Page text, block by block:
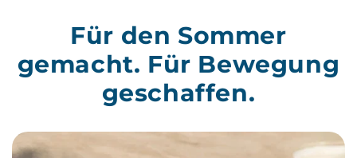
Für den Sommer
gemacht. Für Bewegung
geschaffen.